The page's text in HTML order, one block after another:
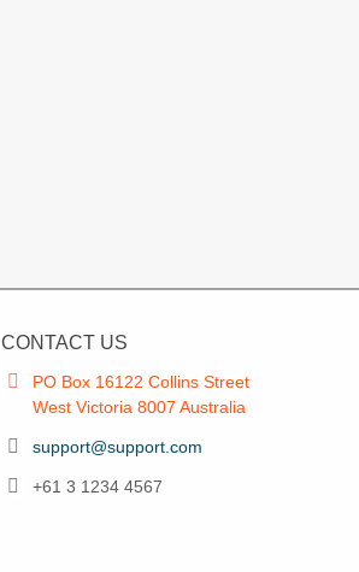
CONTACT US
PO Box 16122 Collins Street
West Victoria 8007 Australia
support@support.com
+61 3 1234 4567